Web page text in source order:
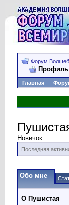
Форум
Профиль
Главная
Новичок
Последняя
Обо мне
О Пушистая